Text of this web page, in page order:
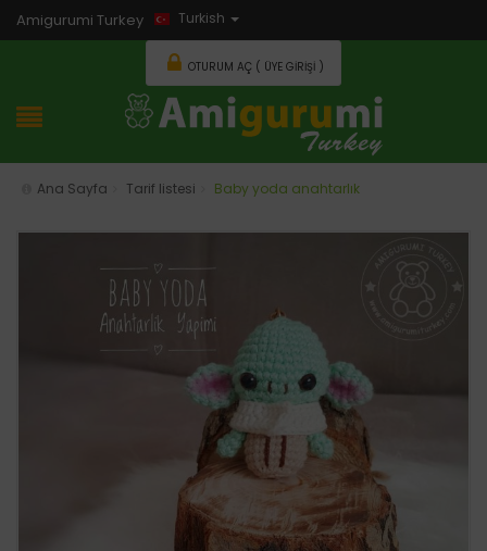
Amigurumi Turkey Turkish
OTURUM AÇ ( ÜYE GIRIŞI )
Ana Sayfa Tarif listesi Baby yoda anahtarlık